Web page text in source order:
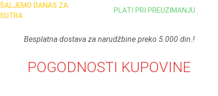
ŠALJEMO DANAS ZA
SUTRA
PLATI PRI PREUZIMANJU
Besplatna dostava za narudžbine preko 5.000 din.!
POGODNOSTI KUPOVINE